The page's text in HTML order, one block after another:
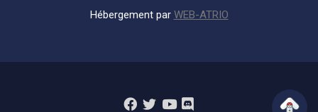
Hébergement par WEB-ATRIO